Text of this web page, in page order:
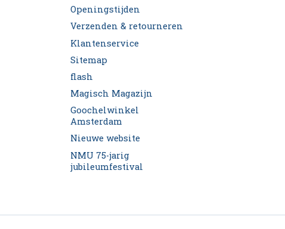
Openingstijden
Verzenden & retourneren
Klantenservice
Sitemap
flash
Magisch Magazijn
Goochelwinkel
Amsterdam
Nieuwe website
NMU 75-jarig
jubileumfestival